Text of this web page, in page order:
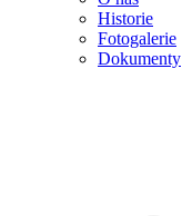
Historie
Fotogalerie
Dokumenty